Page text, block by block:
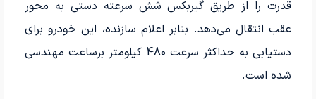
قدرت را از طریق گیربکس شش سرعته دستی به محور
عقب انتقال می‌دهد. بنابر اعلام سازنده، این خودرو برای
دستیابی به حداکثر سرعت 480 کیلومتر برساعت مهندسی
شده است.